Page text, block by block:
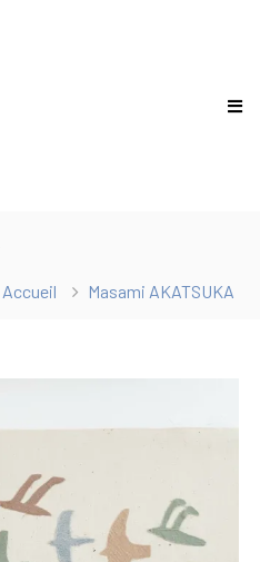
Accueil Masami AKATSUKA